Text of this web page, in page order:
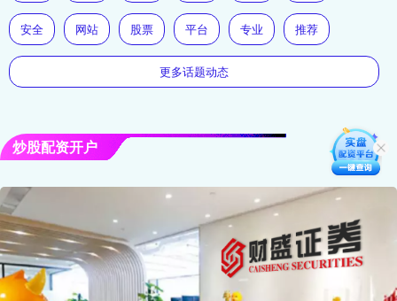
安全 网站 股票 平台 专业 推荐
更多话题动态
炒股配资开户